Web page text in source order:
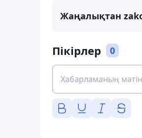
Жаңалықтан
Пікірлер 0